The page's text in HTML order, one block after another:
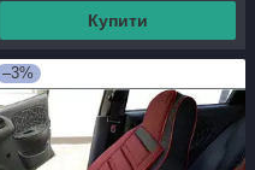
Купити
–3%